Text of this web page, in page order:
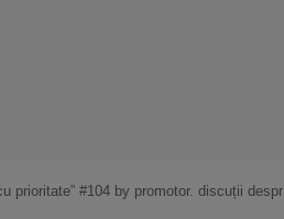
despre siguranța pe motocicletă, tehnici de pilotaj și miturile din lumea moto